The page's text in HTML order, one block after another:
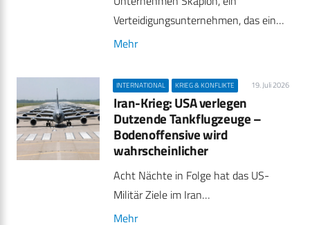
Verteidigungsunternehmen, das ein…
Mehr
INTERNATIONAL KRIEG & KONFLIKTE 19. Juli 2026
Iran-Krieg: USA verlegen
Dutzende Tankflugzeuge –
Bodenoffensive wird
wahrscheinlicher
Acht Nächte in Folge hat das US-
Militär Ziele im Iran…
Mehr